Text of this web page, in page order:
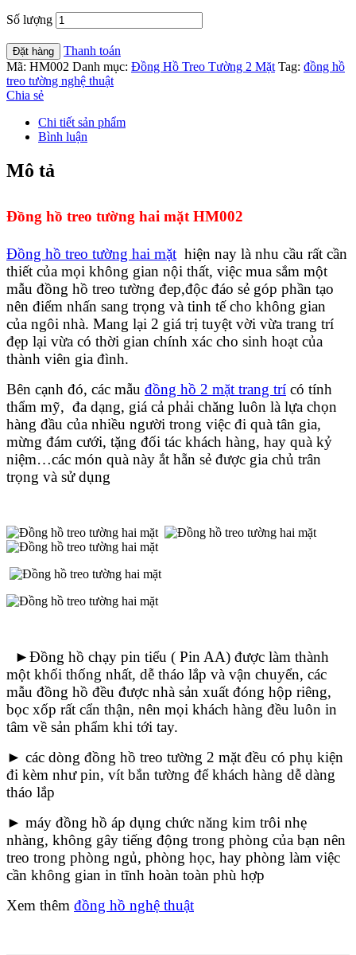
Số lượng
Đặt hàng
Thanh toán
Mã: HM002 Danh mục: Đồng Hồ Treo Tường 2 Mặt Tag: đồng hồ
treo tường nghệ thuật
Chia sẻ
Chi tiết sản phẩm
Bình luận
Mô tả
Đồng hồ treo tường hai mặt HM002
Đồng hồ treo tường hai mặt hiện nay là nhu cầu rất cần
thiết của mọi không gian nội thất, việc mua sắm một
mẫu đồng hồ treo tường đep,độc đáo sẻ góp phần tạo
nên điểm nhấn sang trọng và tinh tế cho không gian
của ngôi nhà. Mang lại 2 giá trị tuyệt vời vừa trang trí
đẹp lại vừa có thời gian chính xác cho sinh hoạt của
thành viên gia đình.
Bên cạnh đó, các mẫu đồng hồ 2 mặt trang trí có tính
thẩm mỹ, đa dạng, giá cả phải chăng luôn là lựa chọn
hàng đầu của nhiều người trong việc đi quà tân gia,
mừng đám cưới, tặng đối tác khách hàng, hay quà kỷ
niệm…các món quà này ắt hẵn sẻ được gia chủ trân
trọng và sử dụng
►Đồng hồ chạy pin tiểu ( Pin AA) được làm thành
một khối thống nhất, dễ tháo lắp và vận chuyển, các
mẫu đồng hồ đều được nhà sản xuất đóng hộp riêng,
bọc xốp rất cẩn thận, nên mọi khách hàng đều luôn in
tâm về sản phẩm khi tới tay.
► các dòng đồng hồ treo tường 2 mặt đều có phụ kiện
đi kèm như pin, vít bắn tường để khách hàng dễ dàng
tháo lắp
► máy đồng hồ áp dụng chức năng kim trôi nhẹ
nhàng, không gây tiếng động trong phòng của bạn nên
treo trong phòng ngủ, phòng học, hay phòng làm việc
cần không gian in tĩnh hoàn toàn phù hợp
Xem thêm đồng hồ nghệ thuật